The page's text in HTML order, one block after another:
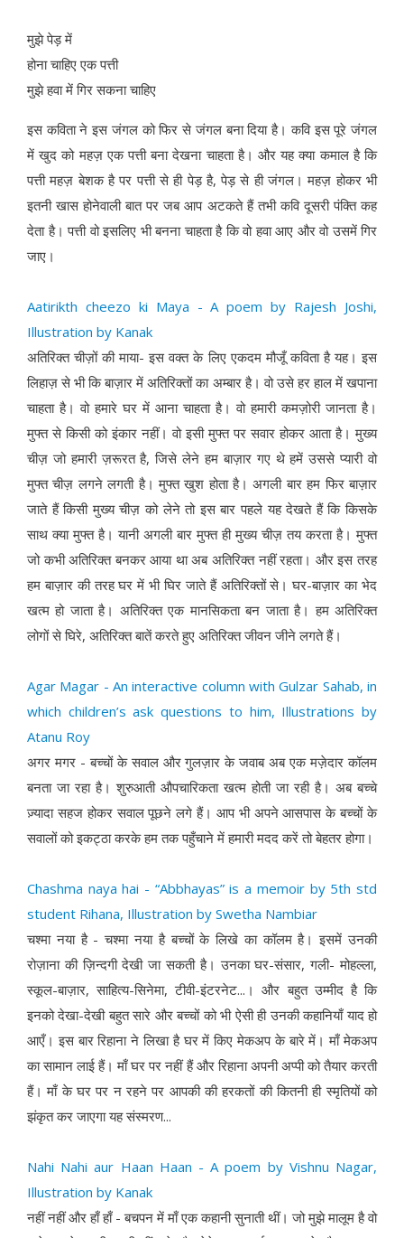
मुझे पेड़ में
होना चाहिए एक पत्ती
मुझे हवा में गिर सकना चाहिए
इस कविता ने इस जंगल को फिर से जंगल बना दिया है। कवि इस पूरे जंगल
में खुद को महज़ एक पत्ती बना देखना चाहता है। और यह क्या कमाल है कि
पत्ती महज़ बेशक है पर पत्ती से ही पेड़ है, पेड़ से ही जंगल। महज़ होकर भी
इतनी खास होनेवाली बात पर जब आप अटकते हैं तभी कवि दूसरी पंक्ति कह
देता है। पत्ती वो इसलिए भी बनना चाहता है कि वो हवा आए और वो उसमें गिर
जाए।
Aatirikth cheezo ki Maya - A poem by Rajesh Joshi,
Illustration by Kanak
अतिरिक्त चीज़ों की माया- इस वक्त के लिए एकदम मौजूँ कविता है यह। इस
लिहाज़ से भी कि बाज़ार में अतिरिक्तों का अम्बार है। वो उसे हर हाल में खपाना
चाहता है। वो हमारे घर में आना चाहता है। वो हमारी कमज़ोरी जानता है।
मुफ्त से किसी को इंकार नहीं। वो इसी मुफ्त पर सवार होकर आता है। मुख्य
चीज़ जो हमारी ज़रूरत है, जिसे लेने हम बाज़ार गए थे हमें उससे प्यारी वो
मुफ्त चीज़ लगने लगती है। मुफ्त खुश होता है। अगली बार हम फिर बाज़ार
जाते हैं किसी मुख्य चीज़ को लेने तो इस बार पहले यह देखते हैं कि किसके
साथ क्या मुफ्त है। यानी अगली बार मुफ्त ही मुख्य चीज़ तय करता है। मुफ्त
जो कभी अतिरिक्त बनकर आया था अब अतिरिक्त नहीं रहता। और इस तरह
हम बाज़ार की तरह घर में भी घिर जाते हैं अतिरिक्तों से। घर-बाज़ार का भेद
खत्म हो जाता है। अतिरिक्त एक मानसिकता बन जाता है। हम अतिरिक्त
लोगों से घिरे, अतिरिक्त बातें करते हुए अतिरिक्त जीवन जीने लगते हैं।
Agar Magar - An interactive column with Gulzar Sahab, in
which children’s ask questions to him, Illustrations by
Atanu Roy
अगर मगर - बच्चों के सवाल और गुलज़ार के जवाब अब एक मज़ेदार कॉलम
बनता जा रहा है। शुरुआती औपचारिकता खत्म होती जा रही है। अब बच्चे
ज़्यादा सहज होकर सवाल पूछने लगे हैं। आप भी अपने आसपास के बच्चों के
सवालों को इकट्ठा करके हम तक पहुँचाने में हमारी मदद करें तो बेहतर होगा।
Chashma naya hai - “Abbhayas” is a memoir by 5th std
student Rihana, Illustration by Swetha Nambiar
चश्मा नया है - चश्मा नया है बच्चों के लिखे का कॉलम है। इसमें उनकी
रोज़ाना की ज़िन्दगी देखी जा सकती है। उनका घर-संसार, गली- मोहल्ला,
स्कूल-बाज़ार, साहित्य-सिनेमा, टीवी-इंटरनेट...। और बहुत उम्मीद है कि
इनको देखा-देखी बहुत सारे और बच्चों को भी ऐसी ही उनकी कहानियाँ याद हो
आएँ। इस बार रिहाना ने लिखा है घर में किए मेकअप के बारे में। माँ मेकअप
का सामान लाई हैं। माँ घर पर नहीं हैं और रिहाना अपनी अप्पी को तैयार करती
हैं। माँ के घर पर न रहने पर आपकी की हरकतों की कितनी ही स्मृतियों को
झंकृत कर जाएगा यह संस्मरण...
Nahi Nahi aur Haan Haan - A poem by Vishnu Nagar,
Illustration by Kanak
नहीं नहीं और हाँ हाँ - बचपन में माँ एक कहानी सुनाती थीं। जो मुझे मालूम है वो